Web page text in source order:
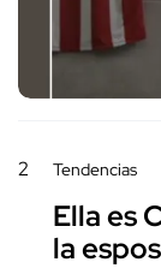
2 Tendencias
Ella es
la